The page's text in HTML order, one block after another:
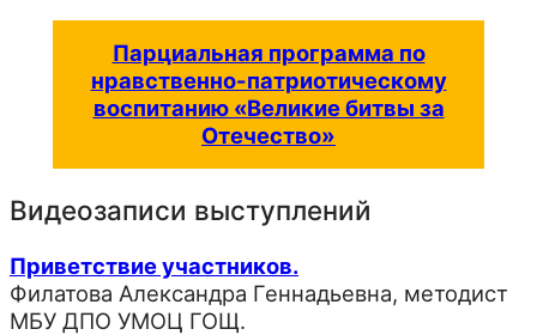
Парциальная программа по
нравственно-патриотическому
воспитанию «Великие битвы за
Отечество»
Видеозаписи выступлений
Приветствие участников.
Филатова Александра Геннадьевна, методист
МБУ ДПО УМОЦ ГОЩ.